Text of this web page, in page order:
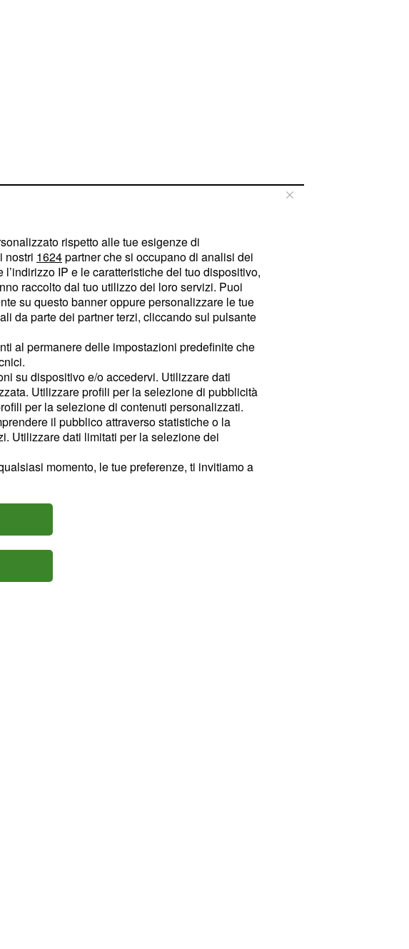
rispetto alle tue esigenze di
nostri 1624partner che si occupano di analisi dei
IP e le caratteristiche del tuo dispositivo,
raccolto dal tuo utilizzo dei loro servizi. Puoi
su questo banner oppure personalizzare le tue
da parte dei partner terzi, cliccando sul pulsante
al permanere delle impostazioni predefinite che
su dispositivo e/o accedervi. Utilizzare dati
Utilizzare profili per la selezione di pubblicità
per la selezione di contenuti personalizzati.
il pubblico attraverso statistiche o la
Utilizzare dati limitati per la selezione dei
momento, le tue preferenze, ti invitiamo a